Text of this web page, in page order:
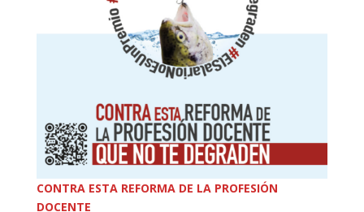
CONTRA ESTA REFORMA DE LA PROFESIÓN
DOCENTE